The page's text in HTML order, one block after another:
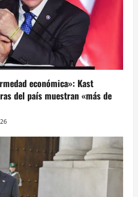
económica»: Kast
del país muestran «más de